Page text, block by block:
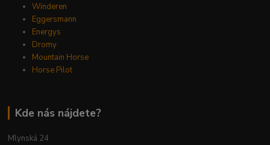
Winderen
Eggersmann
Energys
Dromy
Mountain Horse
Horse Pilot
Kde nás nájdete?
Mlynská 24